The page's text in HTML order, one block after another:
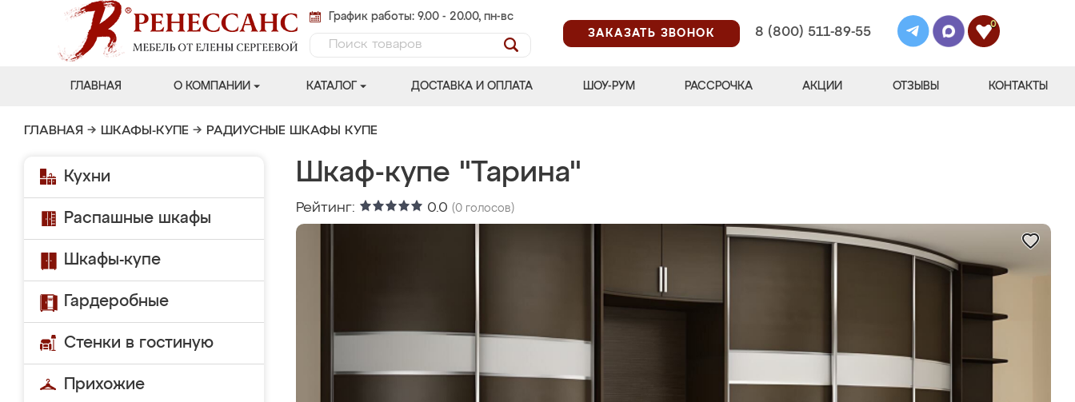
График работы: 9.00 - 20.00, пн-вс
ЗАКАЗАТЬ ЗВОНОК
8 (800) 511-89-55
0
ГЛАВНАЯ О КОМПАНИИ КАТАЛОГ ДОСТАВКА И ОПЛАТА ШОУ-РУМ РАССРОЧКА АКЦИИ ОТЗЫВЫ КОНТАКТЫ
ГЛАВНАЯ → ШКАФЫ-КУПЕ → РАДИУСНЫЕ ШКАФЫ КУПЕ
Кухни
Распашные шкафы
Шкафы-купе
Гардеробные
Стенки в гостиную
Прихожие
Шкаф-купе "Тарина"
Рейтинг: 0.0 (0 голосов)